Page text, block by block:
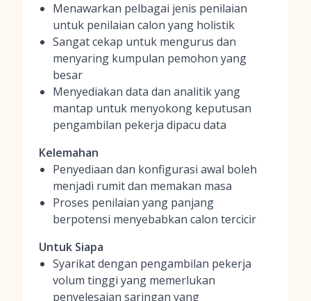
Menawarkan pelbagai jenis penilaian
untuk penilaian calon yang holistik
Sangat cekap untuk mengurus dan
menyaring kumpulan pemohon yang
besar
Menyediakan data dan analitik yang
mantap untuk menyokong keputusan
pengambilan pekerja dipacu data
Kelemahan
Penyediaan dan konfigurasi awal boleh
menjadi rumit dan memakan masa
Proses penilaian yang panjang
berpotensi menyebabkan calon tercicir
Untuk Siapa
Syarikat dengan pengambilan pekerja
volum tinggi yang memerlukan
penyelesaian saringan yang